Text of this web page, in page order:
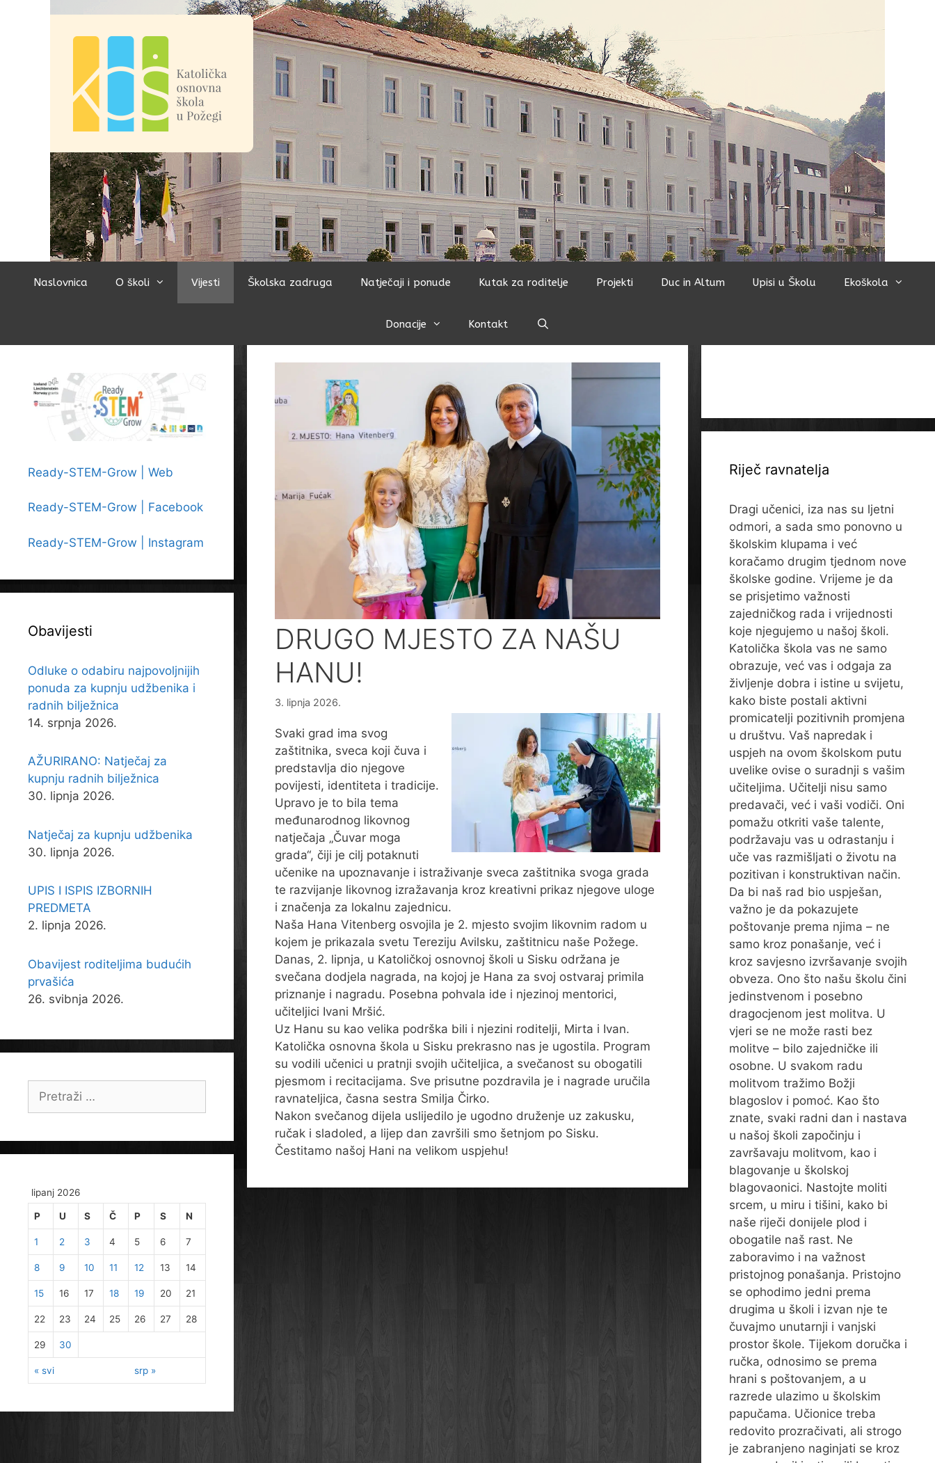
Naslovnica O školi Vijesti Školska zadruga Natječaji i ponude Kutak za roditelje Projekti Duc in Altum Upisi u Školu Ekoškola
Donacije Kontakt
DRUGO MJESTO ZA NAŠU
HANU!
3. lipnja 2026.
Svaki grad ima svog
zaštitnika, sveca koji čuva i
predstavlja dio njegove
povijesti, identiteta i tradicije.
Upravo je to bila tema
međunarodnog likovnog
natječaja „Čuvar moga
grada“, čiji je cilj potaknuti
učenike na upoznavanje i istraživanje sveca zaštitnika svoga grada
te razvijanje likovnog izražavanja kroz kreativni prikaz njegove uloge
i značenja za lokalnu zajednicu.
Naša Hana Vitenberg osvojila je 2. mjesto svojim likovnim radom u
kojem je prikazala svetu Tereziju Avilsku, zaštitnicu naše Požege.
Danas, 2. lipnja, u Katoličkoj osnovnoj školi u Sisku održana je
svečana dodjela nagrada, na kojoj je Hana za svoj ostvaraj primila
priznanje i nagradu. Posebna pohvala ide i njezinoj mentorici,
učiteljici Ivani Mršić.
Uz Hanu su kao velika podrška bili i njezini roditelji, Mirta i Ivan.
Katolička osnovna škola u Sisku prekrasno nas je ugostila. Program
su vodili učenici u pratnji svojih učiteljica, a svečanost su obogatili
pjesmom i recitacijama. Sve prisutne pozdravila je i nagrade uručila
ravnateljica, časna sestra Smilja Čirko.
Nakon svečanog dijela uslijedilo je ugodno druženje uz zakusku,
ručak i sladoled, a lijep dan završili smo šetnjom po Sisku.
Čestitamo našoj Hani na velikom uspjehu!
Ready-STEM-Grow | Web
Ready-STEM-Grow | Facebook
Ready-STEM-Grow | Instagram
Obavijesti
Odluke o odabiru najpovoljnijih
ponuda za kupnju udžbenika i
radnih bilježnica
14. srpnja 2026.
AŽURIRANO: Natječaj za
kupnju radnih bilježnica
30. lipnja 2026.
Natječaj za kupnju udžbenika
30. lipnja 2026.
UPIS I ISPIS IZBORNIH
PREDMETA
2. lipnja 2026.
Obavijest roditeljima budućih
prvašića
26. svibnja 2026.
lipanj 2026
P U S Č P S N
« svi srp »
1 2 3 4 5 6 7
8 9 10 11 12 13 14
15 16 17 18 19 20 21
22 23 24 25 26 27 28
29 30
Riječ ravnatelja
Dragi učenici, iza nas su ljetni
odmori, a sada smo ponovno u
školskim klupama i već
koračamo drugim tjednom nove
školske godine. Vrijeme je da
se prisjetimo važnosti
zajedničkog rada i vrijednosti
koje njegujemo u našoj školi.
Katolička škola vas ne samo
obrazuje, već vas i odgaja za
življenje dobra i istine u svijetu,
kako biste postali aktivni
promicatelji pozitivnih promjena
u društvu. Vaš napredak i
uspjeh na ovom školskom putu
uvelike ovise o suradnji s vašim
učiteljima. Učitelji nisu samo
predavači, već i vaši vodiči. Oni
pomažu otkriti vaše talente,
podržavaju vas u odrastanju i
uče vas razmišljati o životu na
pozitivan i konstruktivan način.
Da bi naš rad bio uspješan,
važno je da pokazujete
poštovanje prema njima – ne
samo kroz ponašanje, već i
kroz savjesno izvršavanje svojih
obveza. Ono što našu školu čini
jedinstvenom i posebno
dragocjenom jest molitva. U
vjeri se ne može rasti bez
molitve – bilo zajedničke ili
osobne. U svakom radu
molitvom tražimo Božji
blagoslov i pomoć. Kao što
znate, svaki radni dan i nastava
u našoj školi započinju i
završavaju molitvom, kao i
blagovanje u školskoj
blagovaonici. Nastojte moliti
srcem, u miru i tišini, kako bi
naše riječi donijele plod i
obogatile naš rast. Ne
zaboravimo i na važnost
pristojnog ponašanja. Pristojno
se ophodimo jedni prema
drugima u školi i izvan nje te
čuvajmo unutarnji i vanjski
prostor škole. Tijekom doručka i
ručka, odnosimo se prema
hrani s poštovanjem, a u
razrede ulazimo u školskim
papučama. Učionice treba
redovito prozračivati, ali strogo
je zabranjeno naginjati se kroz